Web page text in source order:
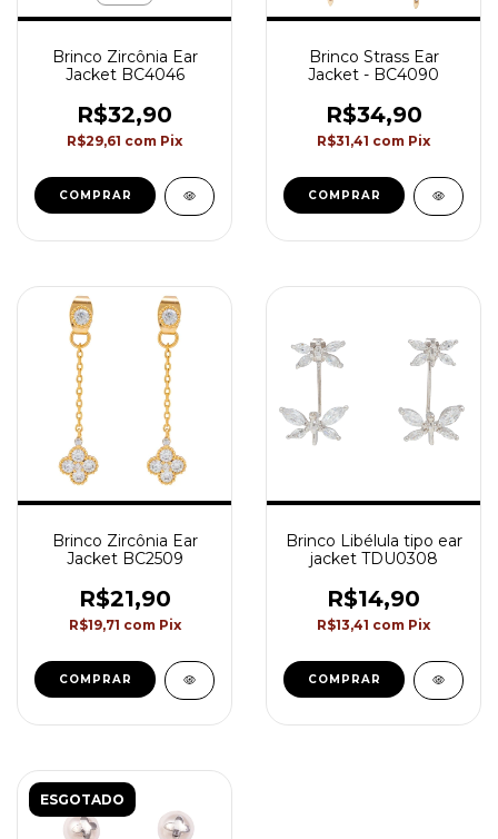
Brinco Zircônia Ear
Jacket BC4046
R$32,90
R$29,61 com Pix
COMPRAR
Brinco Strass Ear
Jacket - BC4090
R$34,90
R$31,41 com Pix
COMPRAR
Brinco Zircônia Ear
Jacket BC2509
R$21,90
R$19,71 com Pix
COMPRAR
Brinco Libélula tipo ear
jacket TDU0308
R$14,90
R$13,41 com Pix
ESGOTADO